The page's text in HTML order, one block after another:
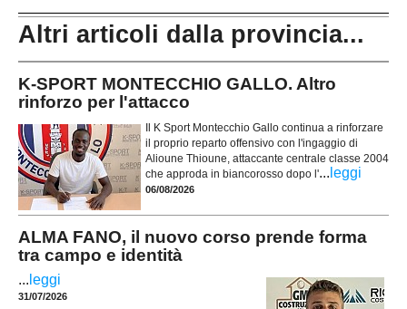
Altri articoli dalla provincia...
K-SPORT MONTECCHIO GALLO. Altro
rinforzo per l'attacco
Il K Sport Montecchio Gallo continua a rinforzare
il proprio reparto offensivo con l'ingaggio di
Alioune Thioune, attaccante centrale classe 2004
che approda in biancorosso dopo l'... leggi
06/08/2026
ALMA FANO, il nuovo corso prende forma
tra campo e identità
... leggi
31/07/2026